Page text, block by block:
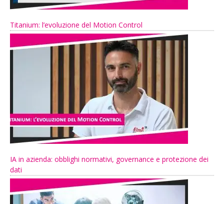
Titanium: l’evoluzione del Motion Control
IA in azienda: obblighi normativi, governance e protezione dei
dati